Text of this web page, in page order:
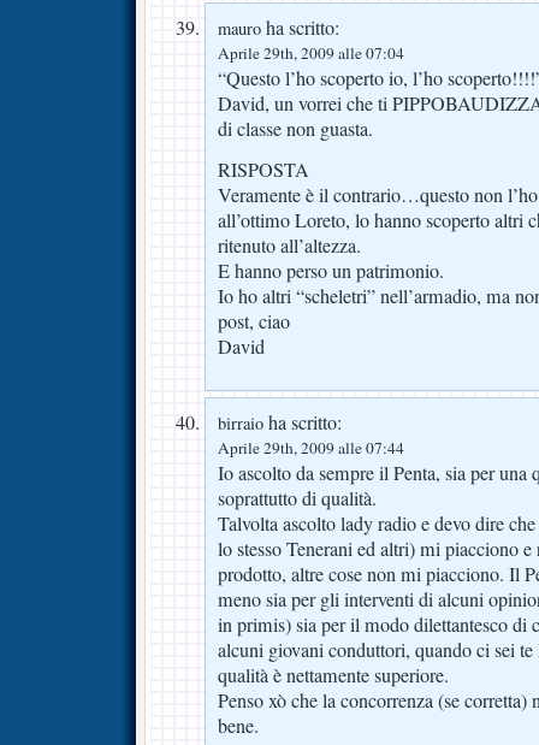
mauro ha scritto:
Aprile 29th, 2009 alle 07:04
“Questo l’ho scoperto io, l’ho
David, un vorrei che ti
di classe non guasta.
RISPOSTA
Veramente è il contrario…questo non
all’ottimo Loreto, lo hanno scoperto altri
ritenuto all’altezza.
E hanno perso un patrimonio.
Io ho altri “scheletri” nell’armadio, ma
post, ciao
David
birraio ha scritto:
Aprile 29th, 2009 alle 07:44
Io ascolto da sempre il Penta, sia per una
soprattutto di qualità.
Talvolta ascolto lady radio e devo dire
lo stesso Tenerani ed altri) mi piacciono
prodotto, altre cose non mi piacciono. Il
meno sia per gli interventi di alcuni
in primis) sia per il modo dilettantesco di
alcuni giovani conduttori, quando ci sei
qualità è nettamente superiore.
Penso xò che la concorrenza (se corretta)
bene.